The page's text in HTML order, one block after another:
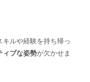
ルや経験を持ち帰っ
ィブな姿勢が欠かせま